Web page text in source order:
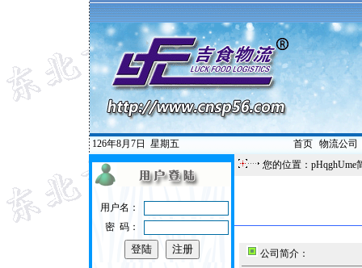
126年8月7日 星期五 首页| 物流公司
用户名：
密 码：
您的位置：pHqghUme
公司简介：